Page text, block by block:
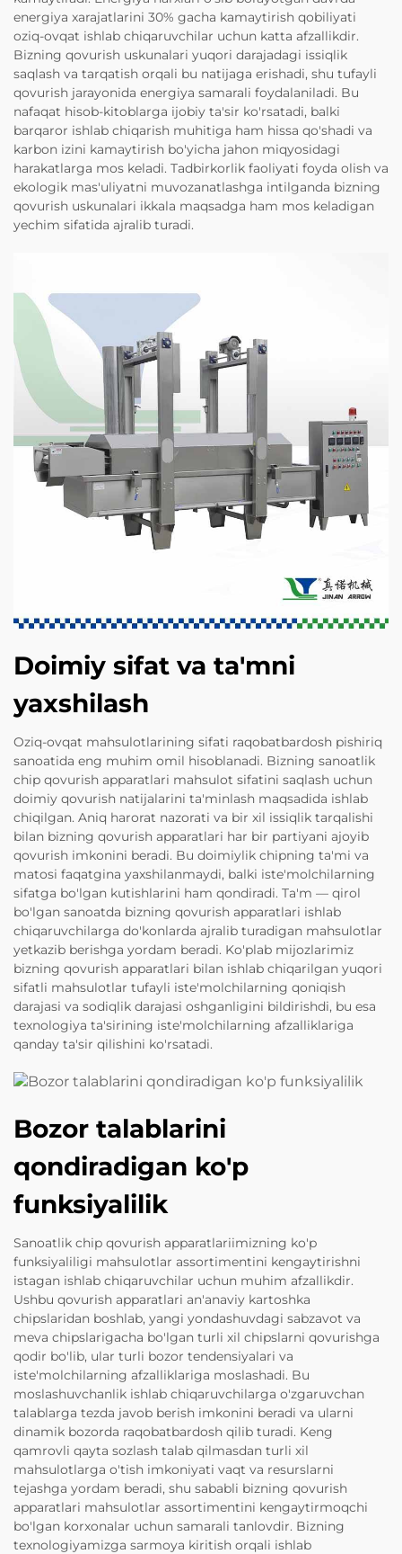
energiya xarajatlarini 30% gacha kamaytirish qobiliyati
oziq-ovqat ishlab chiqaruvchilar uchun katta afzallikdir.
Bizning qovurish uskunalari yuqori darajadagi issiqlik
saqlash va tarqatish orqali bu natijaga erishadi, shu tufayli
qovurish jarayonida energiya samarali foydalaniladi. Bu
nafaqat hisob-kitoblarga ijobiy ta'sir ko'rsatadi, balki
barqaror ishlab chiqarish muhitiga ham hissa qo'shadi va
karbon izini kamaytirish bo'yicha jahon miqyosidagi
harakatlarga mos keladi. Tadbirkorlik faoliyati foyda olish va
ekologik mas'uliyatni muvozanatlashga intilganda bizning
qovurish uskunalari ikkala maqsadga ham mos keladigan
yechim sifatida ajralib turadi.
Doimiy sifat va ta'mni
yaxshilash
Oziq-ovqat mahsulotlarining sifati raqobatbardosh pishiriq
sanoatida eng muhim omil hisoblanadi. Bizning sanoatlik
chip qovurish apparatlari mahsulot sifatini saqlash uchun
doimiy qovurish natijalarini ta'minlash maqsadida ishlab
chiqilgan. Aniq harorat nazorati va bir xil issiqlik tarqalishi
bilan bizning qovurish apparatlari har bir partiyani ajoyib
qovurish imkonini beradi. Bu doimiylik chipning ta'mi va
matosi faqatgina yaxshilanmaydi, balki iste'molchilarning
sifatga bo'lgan kutishlarini ham qondiradi. Ta'm — qirol
bo'lgan sanoatda bizning qovurish apparatlari ishlab
chiqaruvchilarga do'konlarda ajralib turadigan mahsulotlar
yetkazib berishga yordam beradi. Ko'plab mijozlarimiz
bizning qovurish apparatlari bilan ishlab chiqarilgan yuqori
sifatli mahsulotlar tufayli iste'molchilarning qoniqish
darajasi va sodiqlik darajasi oshganligini bildirishdi, bu esa
texnologiya ta'sirining iste'molchilarning afzalliklariga
qanday ta'sir qilishini ko'rsatadi.
Bozor talablarini
qondiradigan ko'p
funksiyalilik
Sanoatlik chip qovurish apparatlariimizning ko'p
funksiyaliligi mahsulotlar assortimentini kengaytirishni
istagan ishlab chiqaruvchilar uchun muhim afzallikdir.
Ushbu qovurish apparatlari an'anaviy kartoshka
chipslaridan boshlab, yangi yondashuvdagi sabzavot va
meva chipslarigacha bo'lgan turli xil chipslarni qovurishga
qodir bo'lib, ular turli bozor tendensiyalari va
iste'molchilarning afzalliklariga moslashadi. Bu
moslashuvchanlik ishlab chiqaruvchilarga o'zgaruvchan
talablarga tezda javob berish imkonini beradi va ularni
dinamik bozorda raqobatbardosh qilib turadi. Keng
qamrovli qayta sozlash talab qilmasdan turli xil
mahsulotlarga o'tish imkoniyati vaqt va resurslarni
tejashga yordam beradi, shu sababli bizning qovurish
apparatlari mahsulotlar assortimentini kengaytirmoqchi
bo'lgan korxonalar uchun samarali tanlovdir. Bizning
texnologiyamizga sarmoya kiritish orqali ishlab